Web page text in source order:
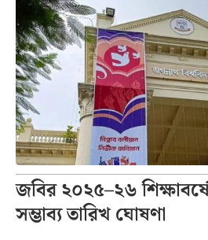
জবির ২০২৫–২৬
সম্ভাব্য তারিখ ঘোষণা